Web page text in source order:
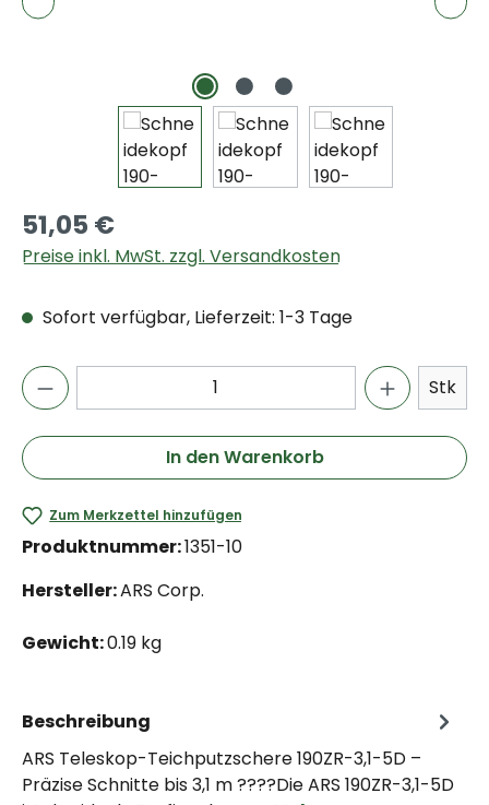
51,05 €
Preise inkl. MwSt. zzgl. Versandkosten
Sofort verfügbar, Lieferzeit: 1-3 Tage
Stk
In den Warenkorb
Zum Merkzettel hinzufügen
Produktnummer:1351-10
Hersteller:ARS Corp.
Gewicht:0.19 kg
Beschreibung
ARS Teleskop-Teichputzschere 190ZR-3,1-5D –
Präzise Schnitte bis 3,1 m ????Die ARS 190ZR-3,1-5D